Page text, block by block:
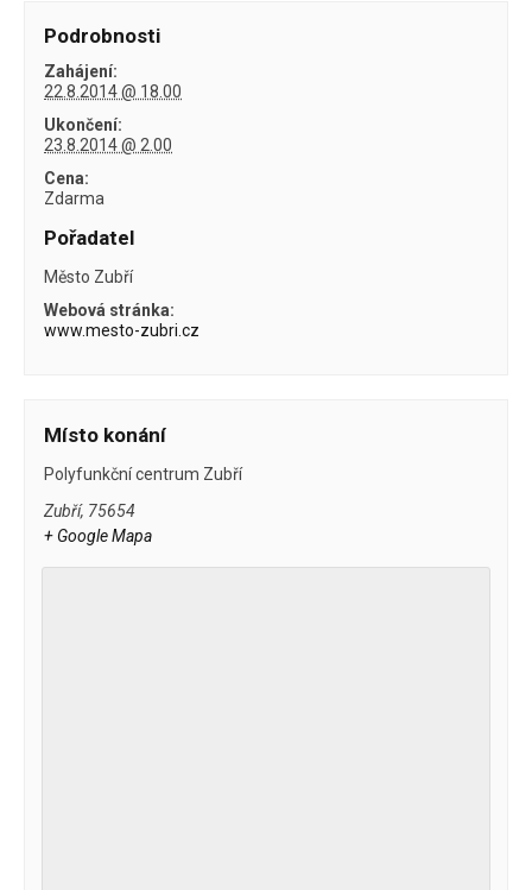
Podrobnosti
Zahájení:
22.8.2014 @ 18.00
Ukončení:
23.8.2014 @ 2.00
Cena:
Zdarma
Pořadatel
Město Zubří
Webová stránka:
www.mesto-zubri.cz
Místo konání
Polyfunkční centrum Zubří
Zubří, 75654
+ Google Mapa